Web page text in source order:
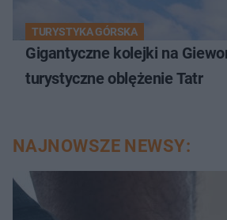
TURYSTYKA GÓRSKA
Gigantyczne kolejki na
turystyczne oblężenie Tatr
NAJNOWSZE NEWSY: